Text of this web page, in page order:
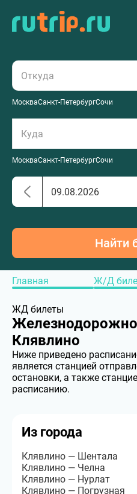
МоскваСанкт-ПетербургСочи
МоскваСанкт-ПетербургСочи
Найти
Главная Ж/Д
ЖД билеты
Клявлино
Ниже приведено
является станцией
остановки, а также
расписанию.
Из города
Клявлино — Шентала
Клявлино — Челна
Клявлино — Нурлат
Клявлино — Погрузная